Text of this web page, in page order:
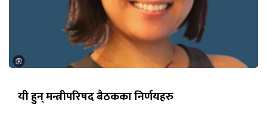
यी हुन् मन्त्रीपरिषद बैठकका निर्णयहरु